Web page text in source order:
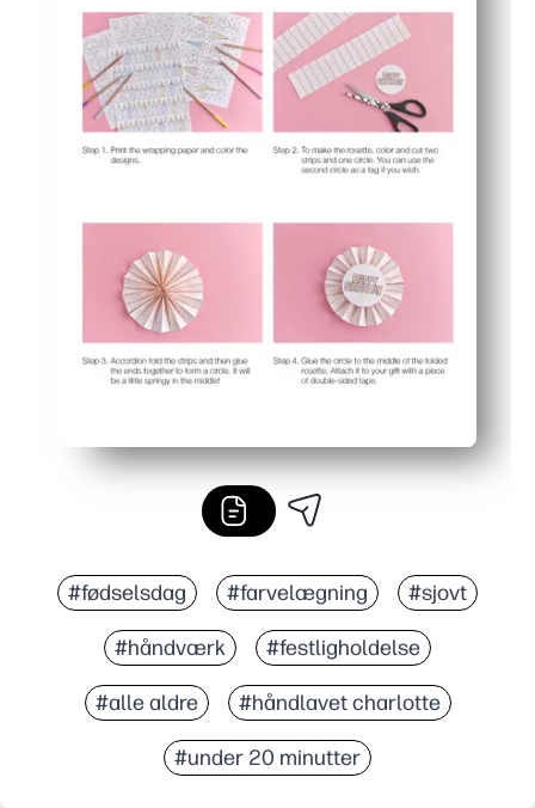
#fødselsdag #farvelægning #sjovt
#håndværk #festligholdelse
#alle aldre #håndlavet charlotte
#under 20 minutter